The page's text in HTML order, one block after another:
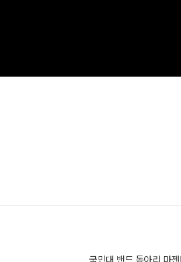
국민대 밴드 동아리 마